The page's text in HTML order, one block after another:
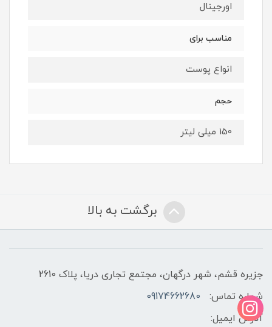
اورجینال
مناسب برای
انواع پوست
حجم
150 میلی لیتر
برگشت به بالا
جزیره قشم، شهر درگهان، مجتمع تجاری دریا، پلاک 2610
شماره تماس:
09174662680
آدرس ایمیل: